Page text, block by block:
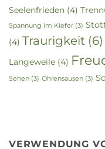
Seelenfrieden (4)
Spannung im Kiefer (3)
(4) Traurigkeit (6)
Langeweile (4)
Sehen (3) Ohrensausen (3)
VERWENDUNG